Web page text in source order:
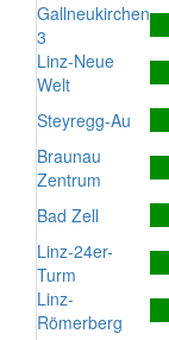
Gallneukirchen
3
Linz-Neue
Welt
Steyregg-Au
Braunau
Zentrum
Bad Zell
Linz-24er-
Turm
Linz-
Römerberg